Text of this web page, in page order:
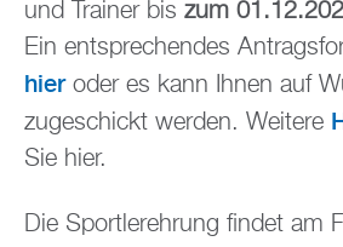
und Trainer bis zum
Ein entsprechendes
hieroder es kann Ihnen auf
zugeschickt werden. Weitere
Sie hier.
Die Sportlerehrung findet am